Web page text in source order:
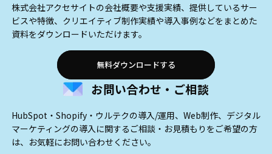
株式会社アクセサイトの会社概要や支援実績、提供しているサー
ビスや特徴、クリエイティブ制作実績や導入事例などをまとめた
資料をダウンロードいただけます。
無料ダウンロードする
お問い合わせ・ご相談
HubSpot・Shopify・ウルテクの導入/運用、Web制作、デジタル
マーケティングの導入に関するご相談・お見積もりをご希望の方
は、お気軽にお問い合わせください。